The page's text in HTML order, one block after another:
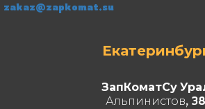
zakaz@zapkomat.su
ЗапКоматСу
Альпинистов, 38